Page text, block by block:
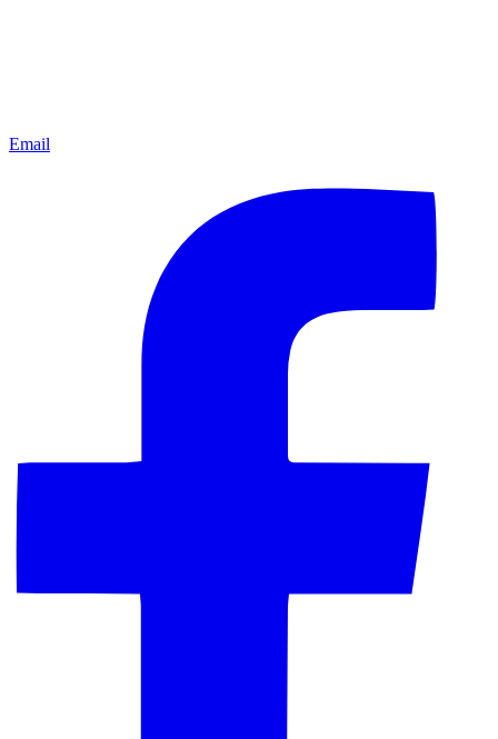
Email